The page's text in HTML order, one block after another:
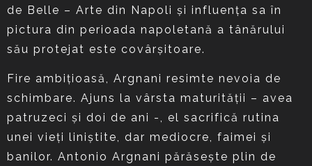
de Belle – Arte din Napoli şi influenţa sa în
pictura din perioada napoletană a tânărului
său protejat este covârşitoare.
Fire ambiţioasă, Argnani resimte nevoia de
schimbare. Ajuns la vârsta maturităţii – avea
patruzeci şi doi de ani -, el sacrifică rutina
unei vieţi liniştite, dar mediocre, faimei şi
banilor. Antonio Argnani părăseşte plin de